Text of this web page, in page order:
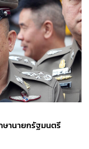
ษานายกรัฐมนตรี